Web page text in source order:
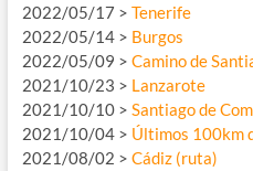
2022/05/17 > Tenerife
2022/05/14 > Burgos
2022/05/09 > Camino de
2021/10/23 > Lanzarote
2021/10/10 > Santiago de
2021/10/04 > Últimos 100km
2021/08/02 > Cádiz (ruta)